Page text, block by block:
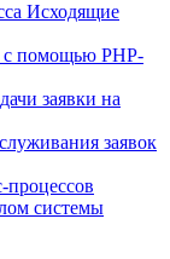
Исходящие
с помощью PHP-
заявки на
заявок
системы